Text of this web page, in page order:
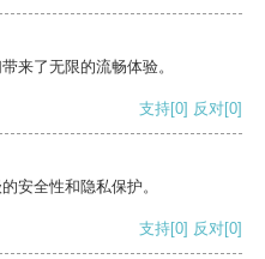
来了无限的流畅体验。
支持[0] 反对[0]
安全性和隐私保护。
支持[0] 反对[0]